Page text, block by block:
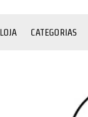
LOJA CATEGORIAS